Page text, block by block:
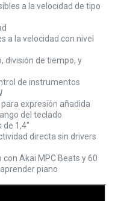
a la velocidad de tipo
a la velocidad con nivel
división de tiempo, y
de instrumentos
expresión añadida
del teclado
de 1,4"
directa sin drivers
Akai MPC Beats y 60
piano